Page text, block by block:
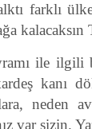
farklı
ile ilgili
kanı
neden
var sizin.